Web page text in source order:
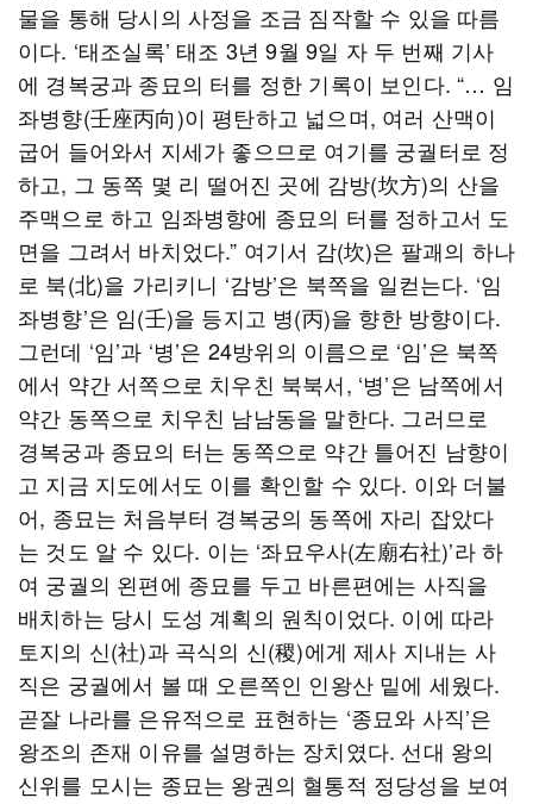
물을 통해 당시의 사정을 조금 짐작할 수 있을 따름
이다. ‘태조실록’ 태조 3년 9월 9일 자 두 번째 기사
에 경복궁과 종묘의 터를 정한 기록이 보인다. “… 임
좌병향(壬座丙向)이 평탄하고 넓으며, 여러 산맥이
굽어 들어와서 지세가 좋으므로 여기를 궁궐터로 정
하고, 그 동쪽 몇 리 떨어진 곳에 감방(坎方)의 산을
주맥으로 하고 임좌병향에 종묘의 터를 정하고서 도
면을 그려서 바치었다.” 여기서 감(坎)은 팔괘의 하나
로 북(北)을 가리키니 ‘감방’은 북쪽을 일컫는다. ‘임
좌병향’은 임(壬)을 등지고 병(丙)을 향한 방향이다.
그런데 ‘임’과 ‘병’은 24방위의 이름으로 ‘임’은 북쪽
에서 약간 서쪽으로 치우친 북북서, ‘병’은 남쪽에서
약간 동쪽으로 치우친 남남동을 말한다. 그러므로
경복궁과 종묘의 터는 동쪽으로 약간 틀어진 남향이
고 지금 지도에서도 이를 확인할 수 있다. 이와 더불
어, 종묘는 처음부터 경복궁의 동쪽에 자리 잡았다
는 것도 알 수 있다. 이는 ‘좌묘우사(左廟右社)’라 하
여 궁궐의 왼편에 종묘를 두고 바른편에는 사직을
배치하는 당시 도성 계획의 원칙이었다. 이에 따라
토지의 신(社)과 곡식의 신(稷)에게 제사 지내는 사
직은 궁궐에서 볼 때 오른쪽인 인왕산 밑에 세웠다.
곧잘 나라를 은유적으로 표현하는 ‘종묘와 사직’은
왕조의 존재 이유를 설명하는 장치였다. 선대 왕의
신위를 모시는 종묘는 왕권의 혈통적 정당성을 보여